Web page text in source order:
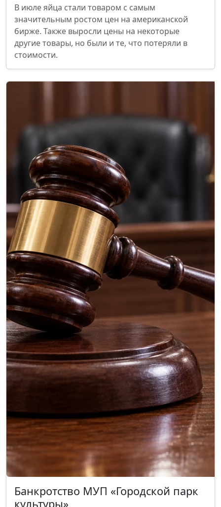
В июле яйца стали товаром с самым
значительным ростом цен на американской
бирже. Также выросли цены на некоторые
другие товары, но были и те, что потеряли в
стоимости.
Банкротство МУП «Городской парк
культуры»